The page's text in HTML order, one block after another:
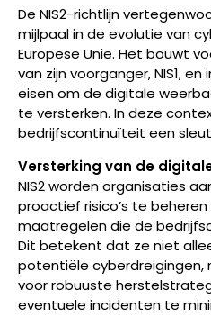
De NIS2-richtlijn
mijlpaal in de evolutie van
Europese Unie. Het bouwt
van zijn voorganger, NIS1,
eisen om de digitale
te versterken. In deze
bedrijfscontinuïteit een
Versterking van de
NIS2 worden organisaties
proactief risico’s te
maatregelen die de
Dit betekent dat ze niet
potentiële cyberdreigingen,
voor robuuste
eventuele incidenten te